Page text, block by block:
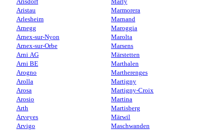
Aristau
Arlesheim
Arnegg
Arnex-sur-Nyon
Arnex-sur-Orbe
Arni AG
Arni BE
Arogno
Arolla
Arosa
Arosio
Arth
Arveyes
Arvigo
Marmorera
Marnand
Maroggia
Marolta
Marsens
Märstetten
Marthalen
Martherenges
Martigny
Martigny-Croix
Martina
Martisberg
Märwil
Maschwanden